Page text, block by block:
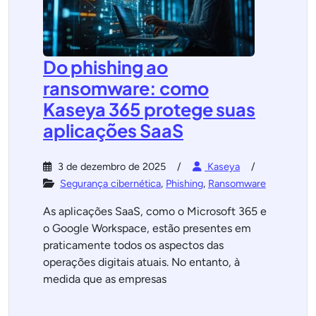
Do phishing ao
ransomware: como
Kaseya 365 protege suas
aplicações SaaS
3 de dezembro de 2025
Kaseya
Segurança cibernética, Phishing, Ransomware
As aplicações SaaS, como o Microsoft 365 e
o Google Workspace, estão presentes em
praticamente todos os aspectos das
operações digitais atuais. No entanto, à
medida que as empresas